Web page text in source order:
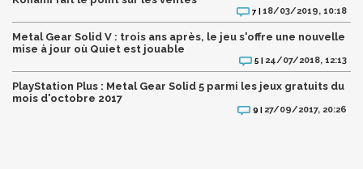
7 | 18/03/2019, 10:18
Metal Gear Solid V : trois ans après, le jeu s'offre une nouvelle
mise à jour où Quiet est jouable
5 | 24/07/2018, 12:13
PlayStation Plus : Metal Gear Solid 5 parmi les jeux gratuits du
mois d'octobre 2017
9 | 27/09/2017, 20:26